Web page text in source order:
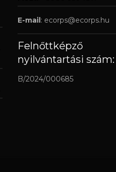
E-mail: ecorps@ecorps.hu
Felnőttképző
nyilvántartási szám:
B/2024/000685